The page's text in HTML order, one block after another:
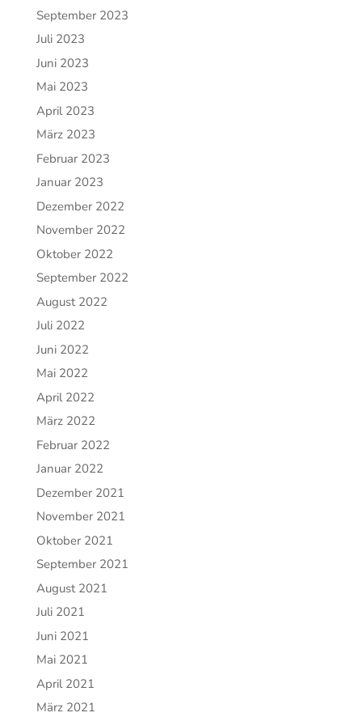
September 2023
Juli 2023
Juni 2023
Mai 2023
April 2023
März 2023
Februar 2023
Januar 2023
Dezember 2022
November 2022
Oktober 2022
September 2022
August 2022
Juli 2022
Juni 2022
Mai 2022
April 2022
März 2022
Februar 2022
Januar 2022
Dezember 2021
November 2021
Oktober 2021
September 2021
August 2021
Juli 2021
Juni 2021
Mai 2021
April 2021
März 2021